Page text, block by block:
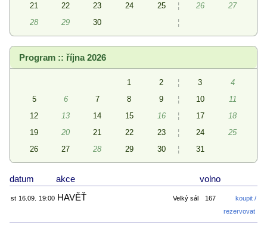
21
22 23 24 25 ¦ 26
27
28
29 30 ¦
Program :: října 2026
1 2 ¦ 3
4
5
6 7 8 9 ¦ 10
11
12
13 14 15 16 ¦ 17
18
19
20 21 22 23 ¦ 24
25
26
27 28 29 30 ¦ 31
datum akce volno
st 16.09. 19:00 HAVĚŤ Velký sál 167
koupit /
rezervovat